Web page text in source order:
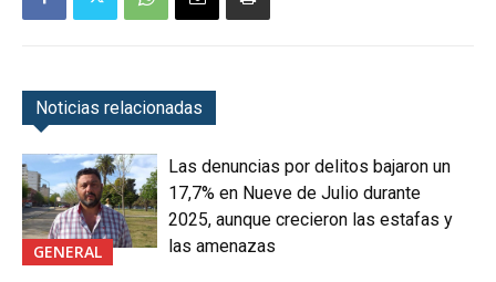
Noticias relacionadas
GENERAL
Las denuncias por delitos bajaron un
17,7% en Nueve de Julio durante
2025, aunque crecieron las estafas y
las amenazas